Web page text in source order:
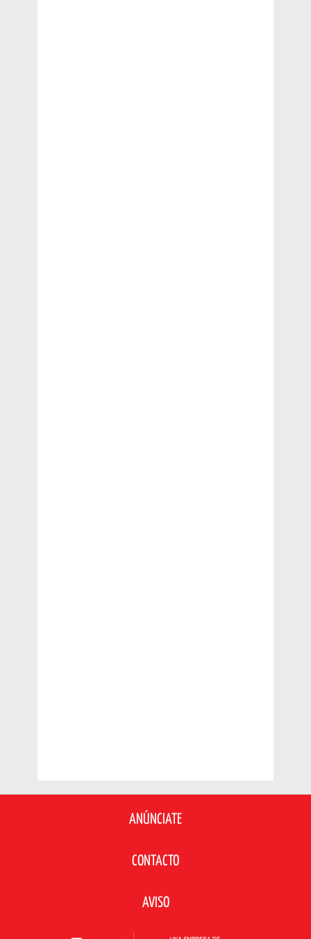
ANÚNCIATE
CONTACTO
AVISO